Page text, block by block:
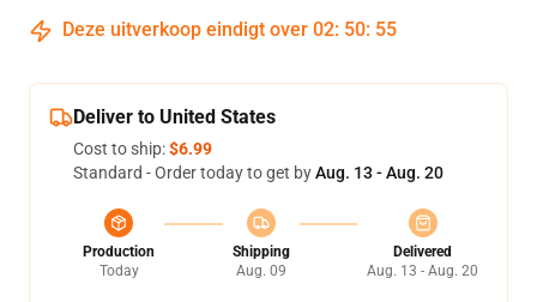
Deze uitverkoop eindigt over 02: 50: 54
Deliver to United States
Cost to ship:$6.99
Standard - Order today to get byAug. 13 - Aug. 20
Production
Today
Shipping
Aug. 09
Delivered
Aug. 13 - Aug. 20